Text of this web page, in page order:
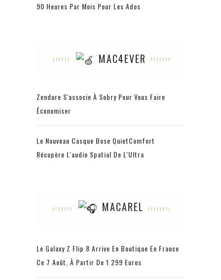
90 Heures Par Mois Pour Les Ados
MAC4EVER
Zendure S'associe À Sobry Pour Vous Faire
Économiser
Le Nouveau Casque Bose QuietComfort
Récupère L'audio Spatial De L'Ultra
MACAREL
Le Galaxy Z Flip 8 Arrive En Boutique En France
Ce 7 Août, À Partir De 1 299 Euros